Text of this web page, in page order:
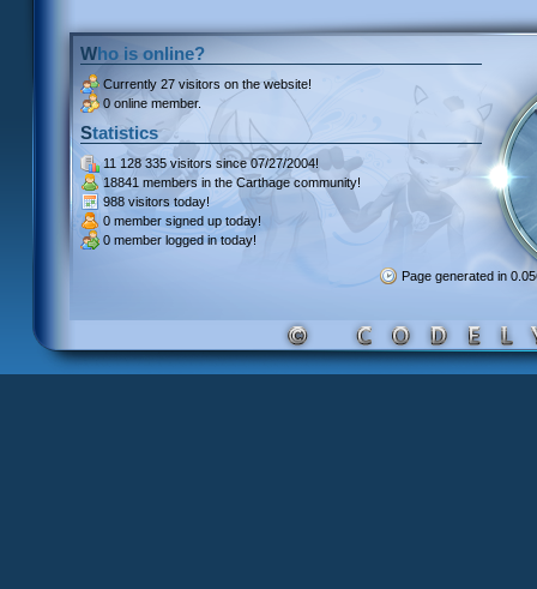
Who is online?
Currently 27 visitors on the website!
0 online member.
Statistics
11 128 335 visitors since 07/27/2004!
18841 members in the Carthage community!
988 visitors today!
0 member signed up today!
0 member logged in today!
Page generated in